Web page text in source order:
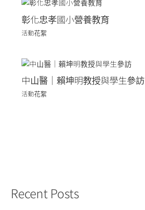
彰化忠孝國小營養教育
活動花絮
中山醫｜賴坤明教授與學生參訪
活動花絮
Recent Posts